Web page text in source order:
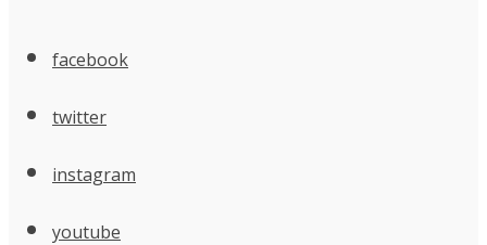
facebook
twitter
instagram
youtube